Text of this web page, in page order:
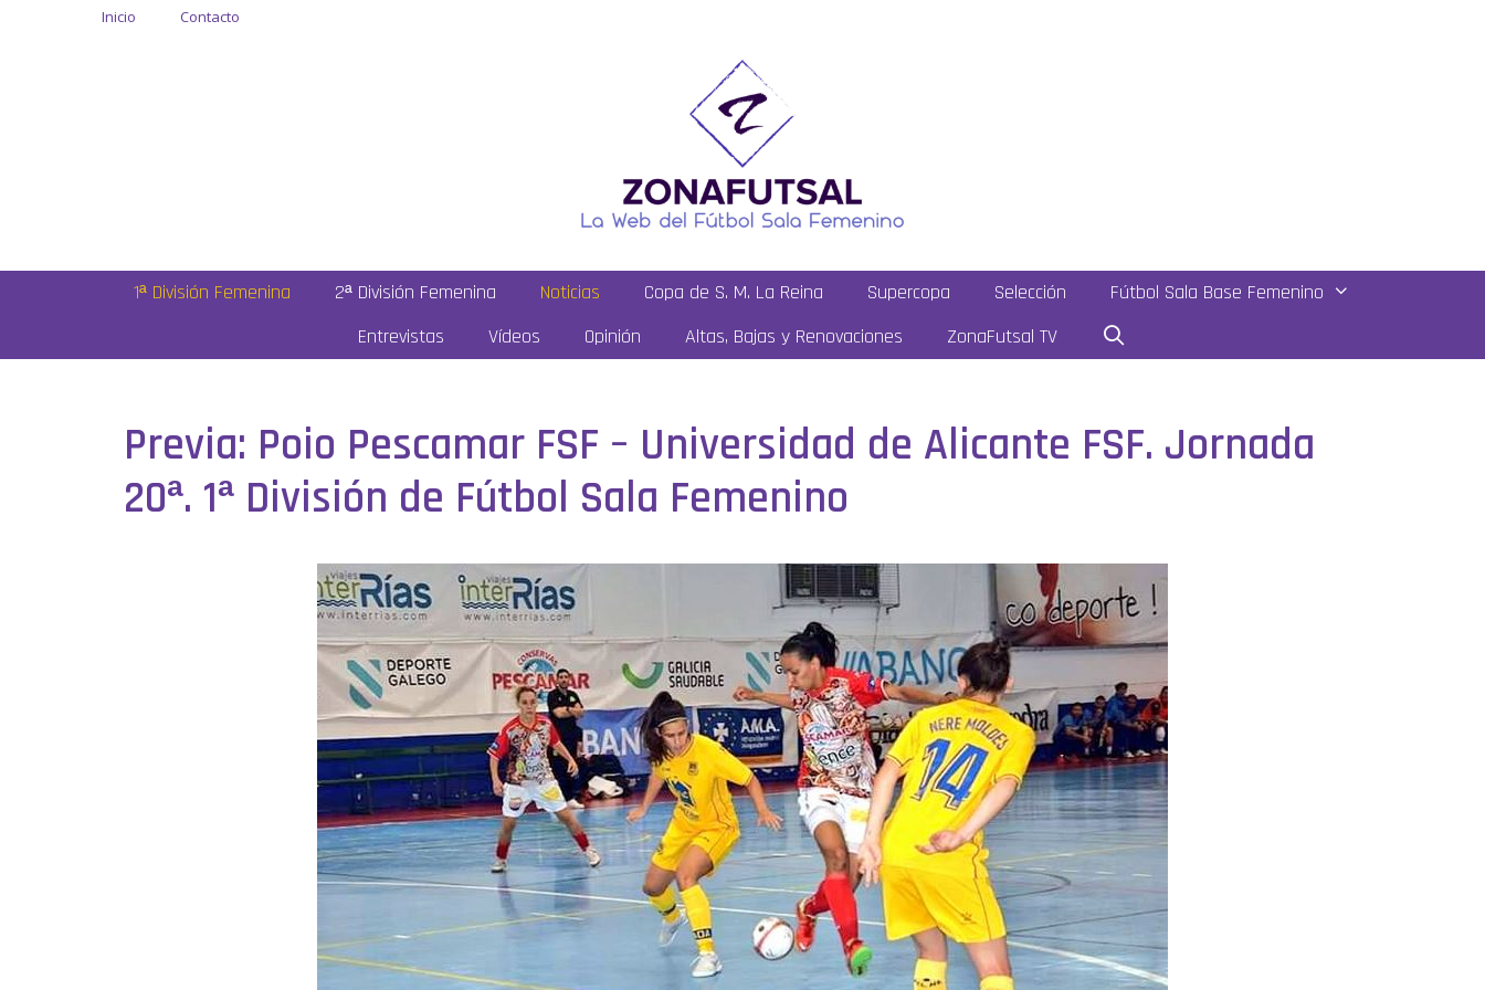
Inicio Contacto
1ª División Femenina 2ª División Femenina Noticias Copa de S. M. La Reina Supercopa Selección
Fútbol Sala Base Femenino
Entrevistas
Vídeos Opinión Altas, Bajas y Renovaciones ZonaFutsal TV
Previa: Poio Pescamar FSF – Universidad de Alicante FSF. Jornada
20ª. 1ª División de Fútbol Sala Femenino